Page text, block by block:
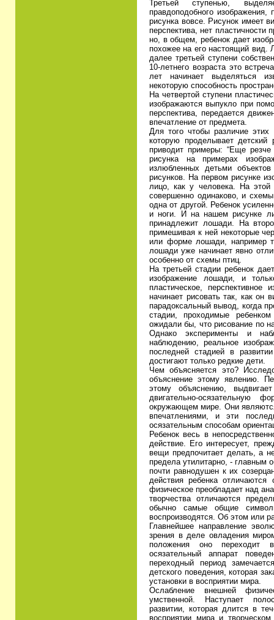
Третьей ступенью,
правдоподобного изображения,
рисунка вовсе. Рисунок имеет
перспектива, нет
но, в общем, ребенок дает
похожее на его настоящий вид.
далее третьей ступени
10-летнего возраста это
лет начинает выделяться
некоторую способность
На четвертой ступени
изображаются выпукло при
перспектива, передается
впечатление от предмета.
Для того чтобы различие
которую проделывает
приводит примеры: “Еще резче
рисунка на примерах
излюбленных детьми
рисунков. На первом рисунке
лицо, как у человека. На
совершенно одинаково, и
одна от другой. Ребенок
и ноги. И на нашем рисунке
принадлежит лошади. На
примешивая к ней некоторые
или форме лошади, например
лошади уже начинает явно
особенно от схемы птиц.
На третьей стадии ребенок
изображение лошади, и
пластическое, перспективное
начинает рисовать так, как он
парадоксальный вывод, когда
стадии, проходимые
ожидали бы, что рисование по
Однако эксперименты и
наблюдению, реальное
последней стадией в
достигают только редкие дети.
Чем объясняется это?
объяснение этому явлению.
этому объяснению,
двигательно-
окружающем мире. Они
впечатлениями, и эти
осязательным способам
Ребенок весь в
действие. Его интересует,
вещи предпочитает делать, а
предела утилитарно, - главным
почти равнодушен к их
действия ребенка отличаются
физическое преобладает над
творчества отличаются
обычно самые общие
воспроизводятся. Об этом или
Главнейшее направление
зрения в деле овладения
положения оно переходит
осязательный аппарат
переходный период
детского поведения, которая
установки в восприятии мира.
Ослабление внешней
умственной. Наступает
развитии, которая длится в
восприятии мира и